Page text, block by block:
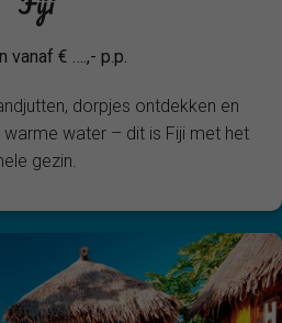
vanaf € ….,- p.p.
dorpjes ontdekken en
water – dit is Fiji met het
gezin.